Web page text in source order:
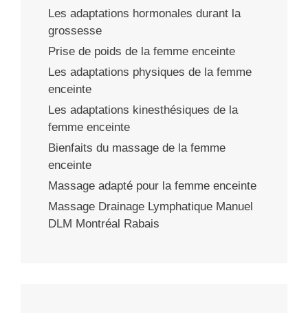
Les adaptations hormonales durant la
grossesse
Prise de poids de la femme enceinte
Les adaptations physiques de la femme
enceinte
Les adaptations kinesthésiques de la
femme enceinte
Bienfaits du massage de la femme
enceinte
Massage adapté pour la femme enceinte
Massage Drainage Lymphatique Manuel
DLM Montréal Rabais